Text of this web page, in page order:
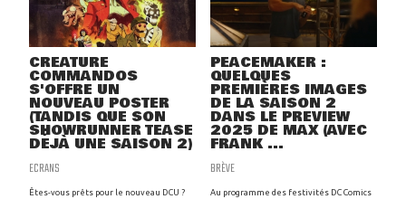
CREATURE
COMMANDOS
S'OFFRE UN
NOUVEAU POSTER
(TANDIS QUE SON
SHOWRUNNER TEASE
DÉJÀ UNE SAISON 2)
ECRANS
Êtes-vous prêts pour le nouveau DCU ?
PEACEMAKER :
QUELQUES
PREMIÈRES IMAGES
DE LA SAISON 2
DANS LE PREVIEW
2025 DE MAX (AVEC
FRANK ...
BRÈVE
Au programme des festivités DC Comics